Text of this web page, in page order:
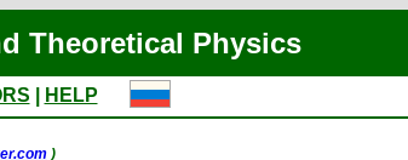
Theoretical Physics
HELP
)